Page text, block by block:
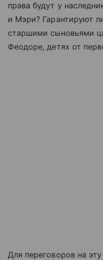
права будут у
и Мэри? Гарантируют
старшими сыновьями
Феодоре, детях от
Для переговоров на